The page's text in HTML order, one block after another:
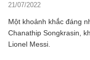
21/07/2022
Một khoảnh khắc đáng
Chanathip Songkrasin,
Lionel Messi.